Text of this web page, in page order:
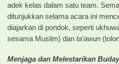
adek kelas dalam satu team.
ditunjukkan selama acara ini
diajarkan di pondok, seperti
sesama Muslim) dan ta’awun
Menjaga dan Melestarikan